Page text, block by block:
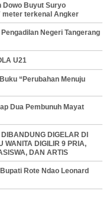
Dowo Buyut Suryo
meter terkenal Angker
Negeri Tangerang
U21
“Perubahan Menuju
Dua Pembunuh Mayat
DIGELAR DI
WANITA DIGILIR 9 PRIA,
DAN ARTIS
Rote Ndao Leonard